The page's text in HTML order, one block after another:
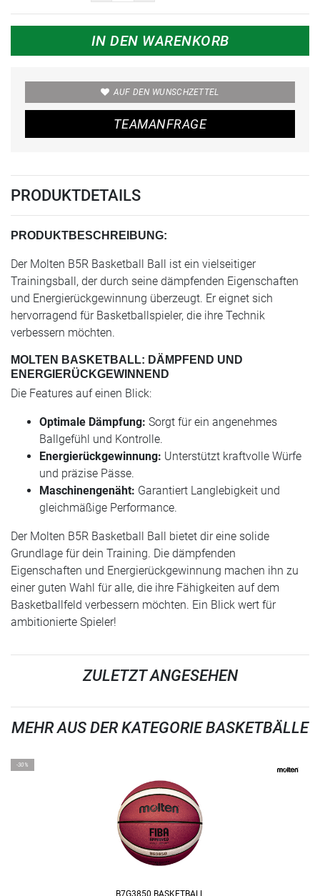
IN DEN WARENKORB
AUF DEN WUNSCHZETTEL
TEAMANFRAGE
PRODUKTDETAILS
PRODUKTBESCHREIBUNG:
Der Molten B5R Basketball Ball ist ein vielseitiger
Trainingsball, der durch seine dämpfenden Eigenschaften
und Energierückgewinnung überzeugt. Er eignet sich
hervorragend für Basketballspieler, die ihre Technik
verbessern möchten.
MOLTEN BASKETBALL: DÄMPFEND UND
ENERGIERÜCKGEWINNEND
Die Features auf einen Blick:
Optimale Dämpfung: Sorgt für ein angenehmes
Ballgefühl und Kontrolle.
Energierückgewinnung: Unterstützt kraftvolle Würfe
und präzise Pässe.
Maschinengenäht: Garantiert Langlebigkeit und
gleichmäßige Performance.
Der Molten B5R Basketball Ball bietet dir eine solide
Grundlage für dein Training. Die dämpfenden
Eigenschaften und Energierückgewinnung machen ihn zu
einer guten Wahl für alle, die ihre Fähigkeiten auf dem
Basketballfeld verbessern möchten. Ein Blick wert für
ambitionierte Spieler!
ZULETZT ANGESEHEN
MEHR AUS DER KATEGORIE BASKETBÄLLE
-30%
B7G3850 BASKETBALL